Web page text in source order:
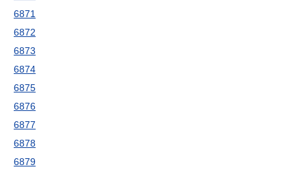
6871
6872
6873
6874
6875
6876
6877
6878
6879